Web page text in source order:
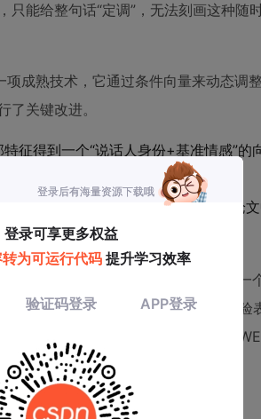
能给整句话“定调”，无法刻画这种随
成熟技术，它通过条件向量来动态调
关键改进。
征得到一个“说话人身份+基准情感”的
更强大的面部表情识别编码器（如论
序列。
归一化参数。这样，模型在生成每一
示（实现韵律动态）。论文消融实验
语音质量（DNSMOS）和清晰度（